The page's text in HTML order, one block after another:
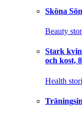
Sköna
Beauty
Stark
och kost,
Health